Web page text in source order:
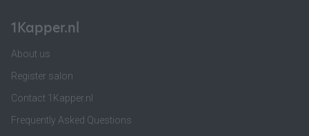
1Kapper.nl
About us
Register salon
Contact 1Kapper.nl
Frequently Asked Questions